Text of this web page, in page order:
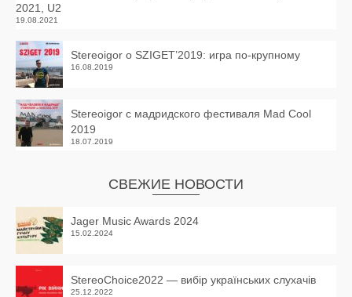
2021, U2
19.08.2021
Stereoigor о SZIGET’2019: игра по-крупному
16.08.2019
Stereoigor с мадридского фестиваля Mad Cool
2019
18.07.2019
СВЕЖИЕ НОВОСТИ
Jager Music Awards 2024
15.02.2024
StereoChoice2022 — вибір українських слухачів
25.12.2022